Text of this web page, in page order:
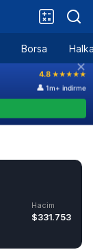
Borsa
Hacim
$331.753